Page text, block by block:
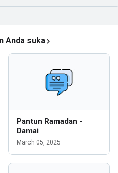
Anda suka
Pantun Ramadan -
Damai
March 05, 2025